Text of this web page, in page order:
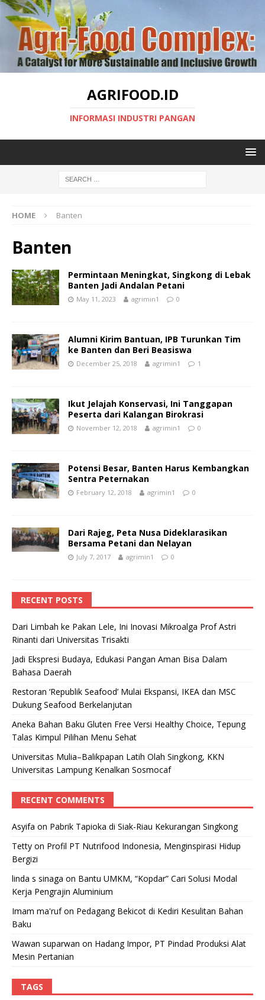
AGRIFOOD.ID
INFORMASI INDUSTRI PANGAN
HOME Banten
Banten
Permintaan Meningkat, Singkong di Lebak
Banten Jadi Andalan Petani
May 11, 2023 agrimin1 0
Alumni Kirim Bantuan, IPB Turunkan Tim
ke Banten dan Beri Beasiswa
December 25, 2018 agrimin1 1
Ikut Jelajah Konservasi, Ini Tanggapan
Peserta dari Kalangan Birokrasi
November 12, 2018 agrimin1 0
Potensi Besar, Banten Harus Kembangkan
Sentra Peternakan
February 12, 2018 agrimin1 0
Dari Rajeg, Peta Nusa Dideklarasikan
Bersama Petani dan Nelayan
July 7, 2017 agrimin1 0
RECENT POSTS
Dari Limbah ke Pakan Lele, Ini Inovasi Mikroalga Prof Astri
Rinanti dari Universitas Trisakti
Jadi Ekspresi Budaya, Edukasi Pangan Aman Bisa Dalam
Bahasa Daerah
Restoran ‘Republik Seafood’ Mulai Ekspansi, IKEA dan MSC
Dukung Seafood Berkelanjutan
Aneka Bahan Baku Gluten Free Versi Healthy Choice, Tepung
Talas Kimpul Pilihan Menu Sehat
Universitas Mulia–Balikpapan Latih Olah Singkong, KKN
Universitas Lampung Kenalkan Sosmocaf
RECENT COMMENTS
Asyifa on Pabrik Tapioka di Siak-Riau Kekurangan Singkong
Tetty on Profil PT Nutrifood Indonesia, Menginspirasi Hidup
Bergizi
linda s sinaga on Bantu UMKM, “Kopdar” Cari Solusi Modal
Kerja Pengrajin Aluminium
Imam ma'rufon Pedagang Bekicot di Kediri Kesulitan Bahan
Baku
Wawan suparwan on Hadang Impor, PT Pindad Produksi Alat
Mesin Pertanian
TAGS